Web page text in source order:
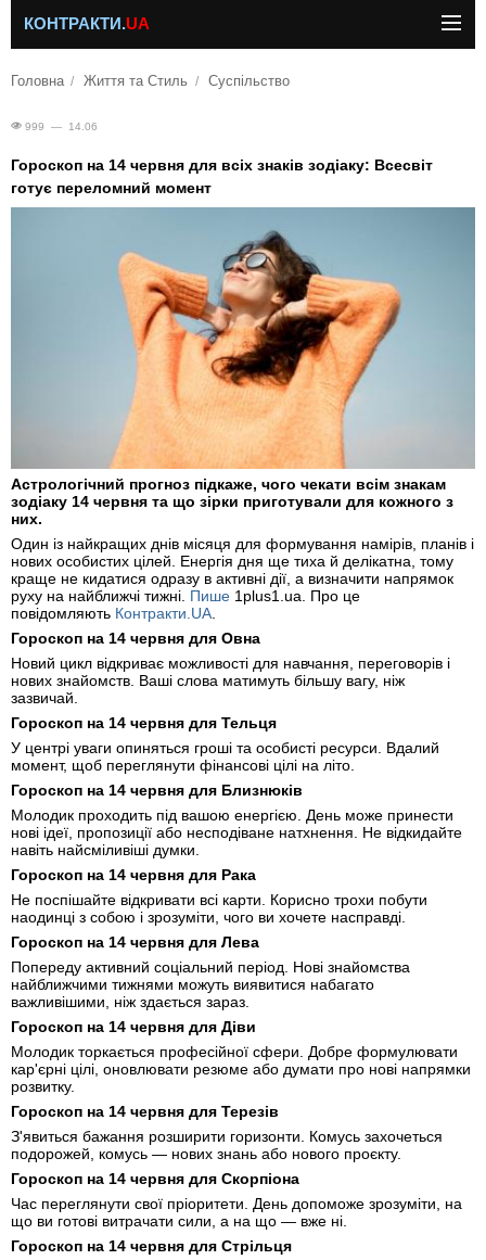
КОНТРАКТИ.UA
Головна Життя та Стиль Суспільство
999 — 14.06
Гороскоп на 14 червня для всіх знаків зодіаку: Всесвіт
готує переломний момент
Астрологічний прогноз підкаже, чого чекати всім знакам
зодіаку 14 червня та що зірки приготували для кожного з
них.
Один із найкращих днів місяця для формування намірів, планів і
нових особистих цілей. Енергія дня ще тиха й делікатна, тому
краще не кидатися одразу в активні дії, а визначити напрямок
руху на найближчі тижні. Пише 1plus1.ua. Про це
повідомляють Контракти.UA
Гороскоп на 14 червня для Овна
Новий цикл відкриває можливості для навчання, переговорів і
нових знайомств. Ваші слова матимуть більшу вагу, ніж
зазвичай.
Гороскоп на 14 червня для Тельця
У центрі уваги опиняться гроші та особисті ресурси. Вдалий
момент, щоб переглянути фінансові цілі на літо.
Гороскоп на 14 червня для Близнюків
Молодик проходить під вашою енергією. День може принести
нові ідеї, пропозиції або несподіване натхнення. Не відкидайте
навіть найсміливіші думки.
Гороскоп на 14 червня для Рака
Не поспішайте відкривати всі карти. Корисно трохи побути
наодинці з собою і зрозуміти, чого ви хочете насправді.
Гороскоп на 14 червня для Лева
Попереду активний соціальний період. Нові знайомства
найближчими тижнями можуть виявитися набагато
важливішими, ніж здається зараз.
Гороскоп на 14 червня для Діви
Молодик торкається професійної сфери. Добре формулювати
кар'єрні цілі, оновлювати резюме або думати про нові напрямки
розвитку.
Гороскоп на 14 червня для Терезів
З'явиться бажання розширити горизонти. Комусь захочеться
подорожей, комусь — нових знань або нового проєкту.
Гороскоп на 14 червня для Скорпіона
Час переглянути свої пріоритети. День допоможе зрозуміти, на
що ви готові витрачати сили, а на що — вже ні.
Гороскоп на 14 червня для Стрільця